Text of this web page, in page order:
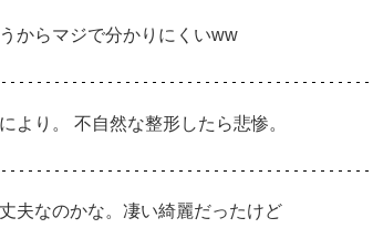
からマジで分かりにくいww
より。 不自然な整形したら悲惨。
夫なのかな。凄い綺麗だったけど